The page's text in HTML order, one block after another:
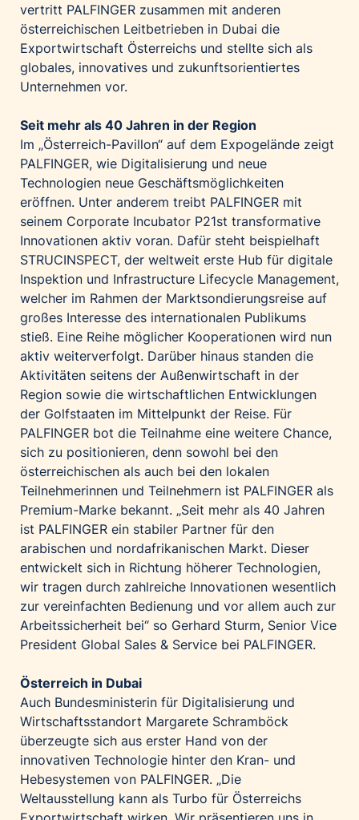
Kontakt
vertritt PALFINGER zusammen mit anderen
österreichischen Leitbetrieben in Dubai die
Exportwirtschaft Österreichs und stellte sich als
globales, innovatives und zukunftsorientiertes
Unternehmen vor.
Seit mehr als 40 Jahren in der Region
Im „Österreich-Pavillon“ auf dem Expogelände zeigt
PALFINGER, wie Digitalisierung und neue
Technologien neue Geschäftsmöglichkeiten
eröffnen. Unter anderem treibt PALFINGER mit
seinem Corporate Incubator P21st transformative
Innovationen aktiv voran. Dafür steht beispielhaft
STRUCINSPECT, der weltweit erste Hub für digitale
Inspektion und Infrastructure Lifecycle Management,
welcher im Rahmen der Marktsondierungsreise auf
großes Interesse des internationalen Publikums
stieß. Eine Reihe möglicher Kooperationen wird nun
aktiv weiterverfolgt. Darüber hinaus standen die
Aktivitäten seitens der Außenwirtschaft in der
Region sowie die wirtschaftlichen Entwicklungen
der Golfstaaten im Mittelpunkt der Reise. Für
PALFINGER bot die Teilnahme eine weitere Chance,
sich zu positionieren, denn sowohl bei den
österreichischen als auch bei den lokalen
Teilnehmerinnen und Teilnehmern ist PALFINGER als
Premium-Marke bekannt. „Seit mehr als 40 Jahren
ist PALFINGER ein stabiler Partner für den
arabischen und nordafrikanischen Markt. Dieser
entwickelt sich in Richtung höherer Technologien,
wir tragen durch zahlreiche Innovationen wesentlich
zur vereinfachten Bedienung und vor allem auch zur
Arbeitssicherheit bei“ so Gerhard Sturm, Senior Vice
President Global Sales & Service bei PALFINGER.
Österreich in Dubai
Auch Bundesministerin für Digitalisierung und
Wirtschaftsstandort Margarete Schramböck
überzeugte sich aus erster Hand von der
innovativen Technologie hinter den Kran- und
Hebesystemen von PALFINGER. „Die
Weltausstellung kann als Turbo für Österreichs